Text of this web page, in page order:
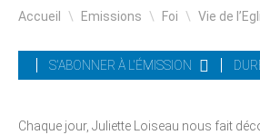
Accueil \ Emissions \ Foi \ Vie de
S'ABONNER À L'ÉMISSION
Chaque jour, Juliette Loiseau nous fait